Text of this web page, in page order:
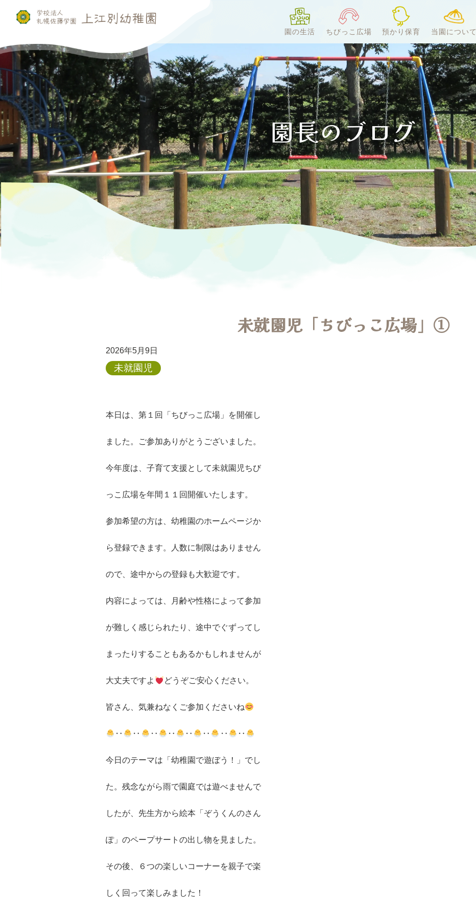
園の生活 ちびっこ広場 預かり保育 当園について
未就園児「ちびっこ広場」①
2026年5月9日
未就園児
本日は、第１回「ちびっこ広場」を開催し
ました。ご参加ありがとうございました。
今年度は、子育て支援として未就園児ちび
っこ広場を年間１１回開催いたします。
参加希望の方は、幼稚園のホームページか
ら登録できます。人数に制限はありません
ので、途中からの登録も大歓迎です。
内容によっては、月齢や性格によって参加
が難しく感じられたり、途中でぐずってし
まったりすることもあるかもしれませんが
大丈夫ですよ どうぞご安心ください。
皆さん、気兼ねなくご参加くださいね
‥ ‥ ‥ ‥ ‥ ‥ ‥ ‥
今日のテーマは「幼稚園で遊ぼう！」でし
た。残念ながら雨で園庭では遊べませんで
したが、先生方から絵本「ぞうくんのさん
ぽ」のペープサートの出し物を見ました。
その後、６つの楽しいコーナーを親子で楽
しく回って楽しみました！